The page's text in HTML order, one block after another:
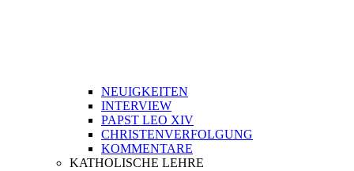
NEUIGKEITEN
INTERVIEW
PAPST LEO XIV
CHRISTENVERFOLGUNG
KOMMENTARE
KATHOLISCHE LEHRE